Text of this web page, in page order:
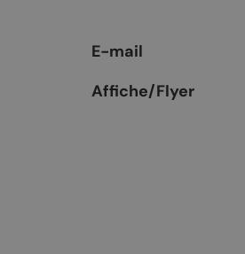
E-mail
Affiche/Flyer